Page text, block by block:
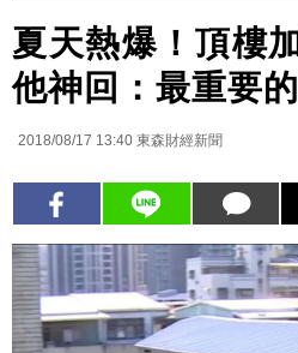
夏天熱爆！頂樓
他神回：最重要
2018/08/17 13:40 東森財經新聞